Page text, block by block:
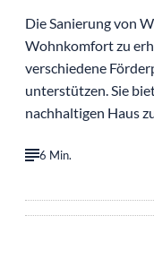
Die Sanierung von
Wohnkomfort zu
verschiedene
unterstützen. Sie
nachhaltigen Haus
6 Min.